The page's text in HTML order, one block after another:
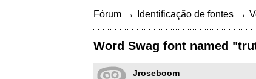
Fórum → Identificação de fontes →
Word Swag font named
Jroseboom